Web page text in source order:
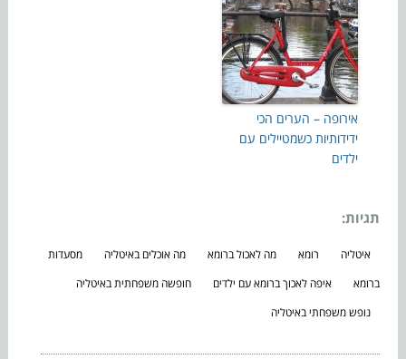
אירופה – הערים הכי
ידידותיות כשמטיילים עם
ילדים
תגיות:
איטליה רומא מה לאכול ברומא מה אוכלים באיטליה
מסעדות
ברומא
איפה לאכוך ברומא עם ילדים
חופשה משפחתית באיטליה
נופש משפחתי באיטליה